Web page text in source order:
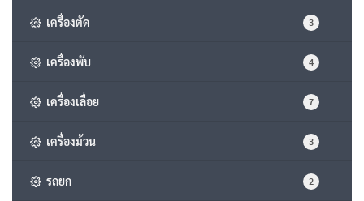
เครื่องตัด 3
เครื่องพับ 4
เครื่องเลื่อย 7
เครื่องม้วน 3
รถยก 2